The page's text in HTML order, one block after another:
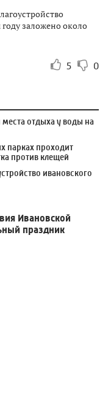
заложено около
5 0
отдыха у воды на
парках проходит
против клещей
ивановского
Ивановской
праздник